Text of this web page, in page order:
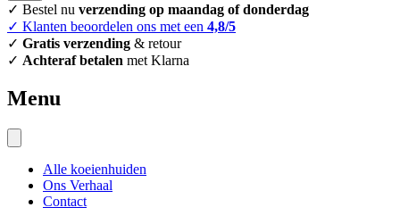
✓ Bestel nu verzending op maandag of donderdag
✓ Klanten beoordelen ons met een 4,8/5
✓ Gratis verzending & retour
✓ Achteraf betalen met Klarna
Menu
Alle koeienhuiden
Ons Verhaal
Contact